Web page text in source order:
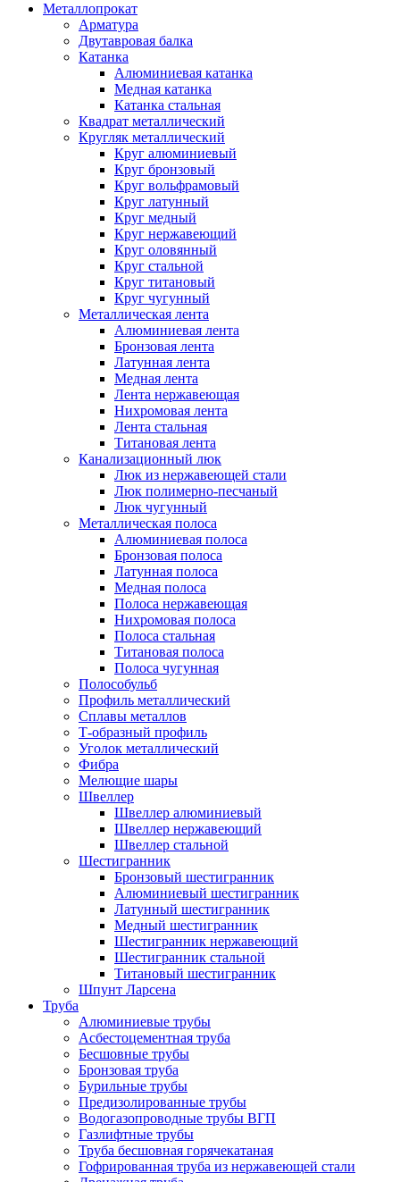
Металлопрокат
Арматура
Двутавровая балка
Катанка
Алюминиевая катанка
Медная катанка
Катанка стальная
Квадрат металлический
Кругляк металлический
Круг алюминиевый
Круг бронзовый
Круг вольфрамовый
Круг латунный
Круг медный
Круг нержавеющий
Круг оловянный
Круг стальной
Круг титановый
Круг чугунный
Металлическая лента
Алюминиевая лента
Бронзовая лента
Латунная лента
Медная лента
Лента нержавеющая
Нихромовая лента
Лента стальная
Титановая лента
Канализационный люк
Люк из нержавеющей стали
Люк полимерно-песчаный
Люк чугунный
Металлическая полоса
Алюминиевая полоса
Бронзовая полоса
Латунная полоса
Медная полоса
Полоса нержавеющая
Нихромовая полоса
Полоса стальная
Титановая полоса
Полоса чугунная
Полособульб
Профиль металлический
Сплавы металлов
Т-образный профиль
Уголок металлический
Фибра
Мелющие шары
Швеллер
Швеллер алюминиевый
Швеллер нержавеющий
Швеллер стальной
Шестигранник
Бронзовый шестигранник
Алюминиевый шестигранник
Латунный шестигранник
Медный шестигранник
Шестигранник нержавеющий
Шестигранник стальной
Титановый шестигранник
Шпунт Ларсена
Труба
Алюминиевые трубы
Асбестоцементная труба
Бесшовные трубы
Бронзовая труба
Бурильные трубы
Предизолированные трубы
Водогазопроводные трубы ВГП
Газлифтные трубы
Труба бесшовная горячекатаная
Гофрированная труба из нержавеющей стали